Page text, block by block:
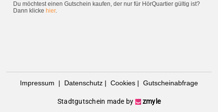
Du möchtest einen Gutschein kaufen, der nur für HörQuartier gültig ist?
Dann klicke hier.
Impressum | Datenschutz| Cookies| Gutscheinabfrage
Stadtgutschein made by zmyle